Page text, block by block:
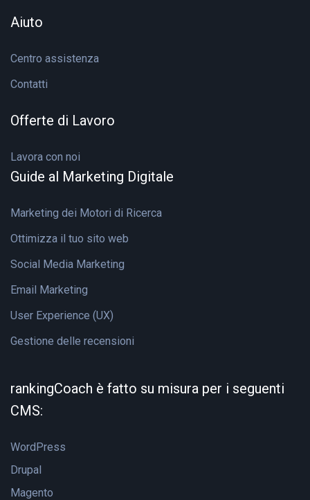
Aiuto
Centro assistenza
Contatti
Offerte di Lavoro
Lavora con noi
Guide al Marketing Digitale
Marketing dei Motori di Ricerca
Ottimizza il tuo sito web
Social Media Marketing
Email Marketing
User Experience (UX)
Gestione delle recensioni
rankingCoach è fatto su misura per i seguenti
CMS:
WordPress
Drupal
Magento